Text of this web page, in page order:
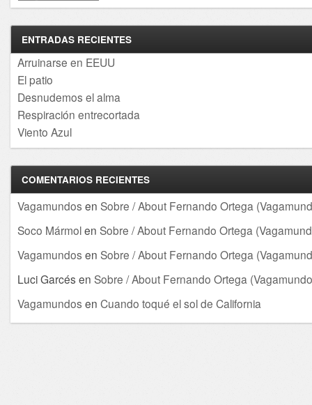
ENTRADAS RECIENTES
Arruinarse en EEUU
El patio
Desnudemos el alma
Respiración entrecortada
Viento Azul
COMENTARIOS RECIENTES
Vagamundos en Sobre / About Fernando Ortega
Soco Mármolen Sobre / About Fernando Ortega
Vagamundos en Sobre / About Fernando Ortega
Luci Garcés en Sobre / About Fernando Ortega
Vagamundos en Cuando toqué el sol de California